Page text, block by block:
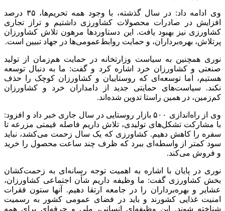
وی ادامه داد: در سال گذشته، با وجود همه تحریم‌ها، ۳۵ درصد
افزایش در صادرات محصولات کشاورزی داشتیم و تراز تجاری
کشاورزی نیز بهبود یافت. این دستاوردها مرهون تلاش کشاورزان
پرتلاش، بهره‌برداران، و حمایت روابط‌عمومی‌ها در جهاد تبیین است.
نوری همچنین به سیاست وزارتخانه در حمایت هم‌زمان از تولید
صنعتی و کشاورزان خرد اشاره کرد و گفت: ما به دنبال توسعه
هستیم، اما توسعه‌ای که روستاییان و کشاورزان کوچک را حذف
نکند. سیاست‌های حمایتی جدید از دامداران خرد و کشاورزان
کم‌زمین، در همین راستا تدوین شده‌اند.
وی از راه‌اندازی ۵۰۰ بازار روستایی در سال جاری خبر داد و افزود:
با مشارکت تشکل‌های تولیدی، تلاش داریم فاصله قیمتی مزرعه تا
سفره را کاهش دهیم. کشاورزی که یک سال زحمت می‌کشد، نباید
سود کمتر از واسطه‌ای ببرد که ظرف چند ساعت محصول را خرید
و فروش می‌کند.
نوری در پایان با اشاره به اهمیت توجه رسانه‌ای به زحمت‌کشان
بخش کشاورزی گفت: ما وظیفه داریم شأن اجتماعی کشاورزان،
عشایر و بهره‌برداران را در جامعه ارتقا دهیم. آنها ستون فقرات
امنیت غذایی کشورند و باید در فضای عمومی کشور به رسمیت
شناخته شوند. این وظیفه‌ای انسانی، ملی و حرفه‌ای برای همه